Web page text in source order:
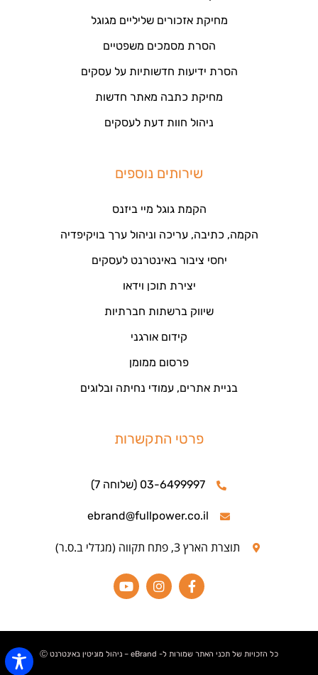
מחיקת אזכורים שליליים מגוגל
הסרת מסמכים משפטיים
הסרת ידיעות חדשותיות על עסקים
מחיקת כתבה מאתר חדשות
ניהול חוות דעת לעסקים
שירותים נוספים
הקמת גוגל מיי ביזנס
הקמה, כתיבה, עריכה וניהול ערך בויקיפדיה
יחסי ציבור באינטרנט לעסקים
יצירת תוכן וידאו
שיווק ברשתות חברתיות
קידום אורגני
פרסום ממומן
בניית אתרים, עמודי נחיתה ובלוגים
פרטי התקשרות
03-6499997 (שלוחה 7)
ebrand@fullpower.co.il
תוצרת הארץ 3, פתח תקווה (מגדלי ב.ס.ר)
כל הזכויות של תכני האתר שמורות ל- eBrand – ניהול מוניטין באינטרנט Ⓒ